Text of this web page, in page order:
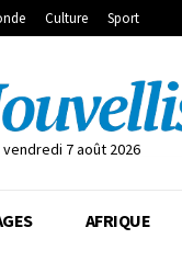
Culture Sport
vendredi 7 août 2026
AFRIQUE